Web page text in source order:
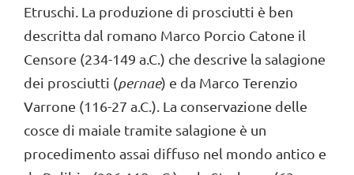
Etruschi. La produzione di prosciutti è ben
descritta dal romano Marco Porcio Catone il
Censore (234-149 a.C.) che descrive la salagione
dei prosciutti (pernae) e da Marco Terenzio
Varrone (116-27 a.C.). La conservazione delle
cosce di maiale tramite salagione è un
procedimento assai diffuso nel mondo antico e